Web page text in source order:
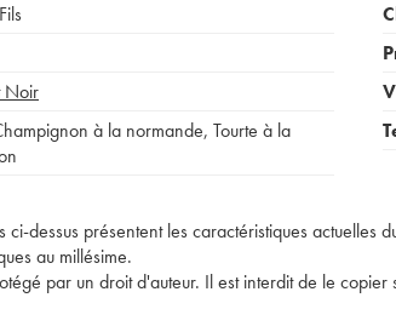
Noir
à la normande, Tourte à la
ci-dessus présentent les caractéristiques actuelles
au millésime.
par un droit d'auteur. Il est interdit de le